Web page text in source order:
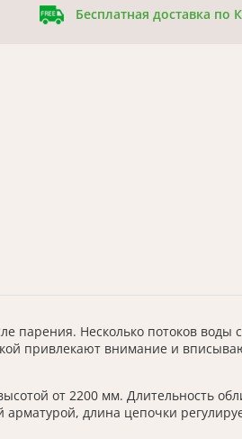
Бесплатная доставка по
парения. Несколько потоков воды
привлекают внимание и
от 2200 мм. Длительность
длина цепочки